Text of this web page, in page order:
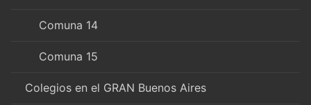
Comuna 14
Comuna 15
Colegios en el GRAN Buenos Aires